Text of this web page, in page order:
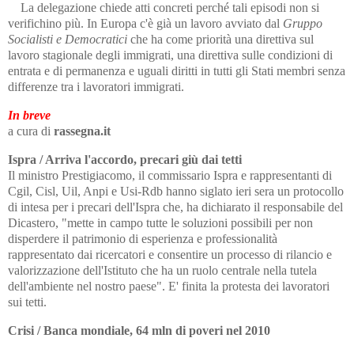
La delegazione chiede atti concreti perché tali episodi non si
verifichino più. In Europa c'è già un lavoro avviato dal Gruppo
Socialisti e Democratici che ha come priorità una direttiva sul
lavoro stagionale degli immigrati, una direttiva sulle condizioni di
entrata e di permanenza e uguali diritti in tutti gli Stati membri senza
differenze tra i lavoratori immigrati.
In breve
a cura di rassegna.it
Ispra / Arriva l'accordo, precari giù dai tetti
Il ministro Prestigiacomo, il commissario Ispra e rappresentanti di
Cgil, Cisl, Uil, Anpi e Usi-Rdb hanno siglato ieri sera un protocollo
di intesa per i precari dell'Ispra che, ha dichiarato il responsabile del
Dicastero, "mette in campo tutte le soluzioni possibili per non
disperdere il patrimonio di esperienza e professionalità
rappresentato dai ricercatori e consentire un processo di rilancio e
valorizzazione dell'Istituto che ha un ruolo centrale nella tutela
dell'ambiente nel nostro paese". E' finita la protesta dei lavoratori
sui tetti.
Crisi / Banca mondiale, 64 mln di poveri nel 2010